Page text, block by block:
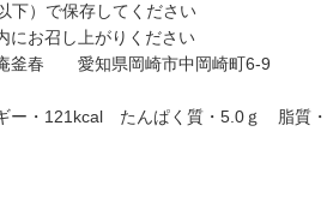
下）で保存してください
にお召し上がりください
釜春 愛知県岡崎市中岡崎町6-9
ー・121kcal たんぱく質・5.0ｇ 脂